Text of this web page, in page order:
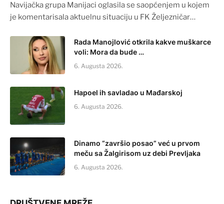
Navijačka grupa Manijaci oglasila se saopćenjem u kojem
je komentarisala aktuelnu situaciju u FK Željezničar…
Rada Manojlović otkrila kakve muškarce
voli: Mora da bude …
6. Augusta 2026.
Hapoel ih savladao u Mađarskoj
6. Augusta 2026.
Dinamo “završio posao” već u prvom
meču sa Žalgirisom uz debi Prevljaka
6. Augusta 2026.